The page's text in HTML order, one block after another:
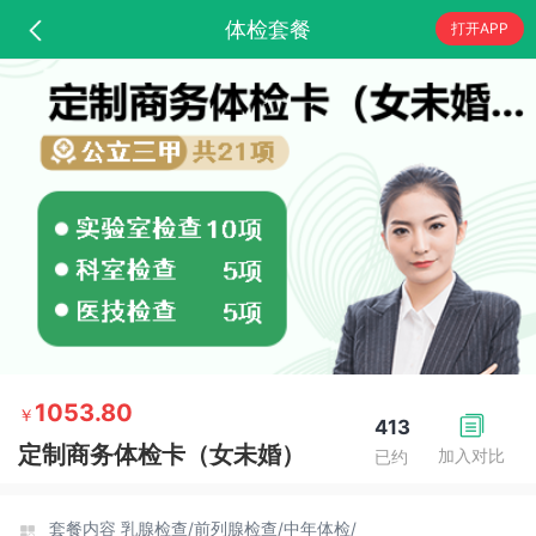
体检套餐 打开APP
加入对比
413
已约
￥ 1053.80
定制商务体检卡（女未婚）
套餐内容 乳腺检查/前列腺检查/中年体检/